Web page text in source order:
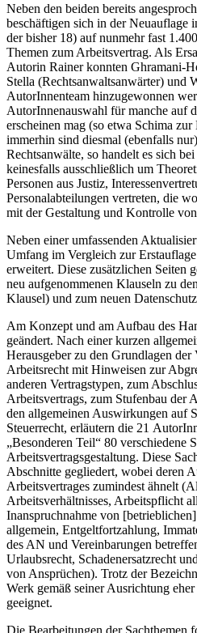
Neben den beiden bereits
beschäftigen sich in der Neuauflage
der bisher 18) auf nunmehr fast
Themen zum Arbeitsvertrag. Als
Autorin Rainerkonnten Ghramani-
Stella (Rechtsanwaltsanwärter) und
AutorInnenteam hinzugewonnen
AutorInnenauswahl für manche auf
erscheinen mag (so etwa Schima zur
immerhin sind diesmal (ebenfalls
Rechtsanwälte, so handelt es sich
keinesfalls ausschließlich um
Personen aus Justiz,
Personalabteilungen vertreten, die
mit der Gestaltung und Kontrolle
Neben einer umfassenden
Umfang im Vergleich zur
erweitert. Diese zusätzlichen Seiten
neu aufgenommenen Klauseln zu
Klausel) und zum neuen
Am Konzept und am Aufbau des
geändert. Nach einer kurzen
Herausgeber zu den Grundlagen der
Arbeitsrecht mit Hinweisen zur
anderen Vertragstypen, zum
Arbeitsvertrags, zum Stufenbau der
den allgemeinen Auswirkungen auf
Steuerrecht, erläutern die 21
„Besonderen Teil“ 80 verschiedene
Arbeitsvertragsgestaltung. Diese
Abschnitte gegliedert, wobei deren
Arbeitsvertrages zumindest ähnelt
Arbeitsverhältnisses, Arbeitspflicht
Inanspruchnahme von
allgemein, Entgeltfortzahlung,
des AN und Vereinbarungen
Urlaubsrecht, Schadenersatzrecht
von Ansprüchen). Trotz der
Werk gemäß seiner Ausrichtung
geeignet.
Die Bearbeitungen der Sachthemen